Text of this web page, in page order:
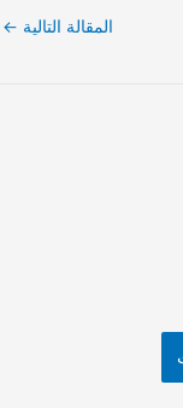
المقالة التالية ←